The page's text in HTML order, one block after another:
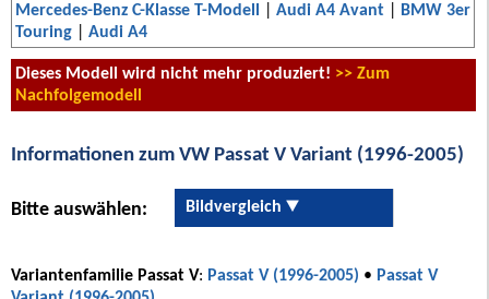
Mercedes-Benz C-Klasse T-Modell
Audi A4 Avant
BMW 3er
Touring
Audi A4
Dieses Modell wird nicht mehr produziert! >> Zum
Nachfolgemodell
Informationen zum VW Passat V Variant (1996-2005)
Bitte auswählen: Bildvergleich
Variantenfamilie Passat V: Passat V (1996-2005) • Passat V